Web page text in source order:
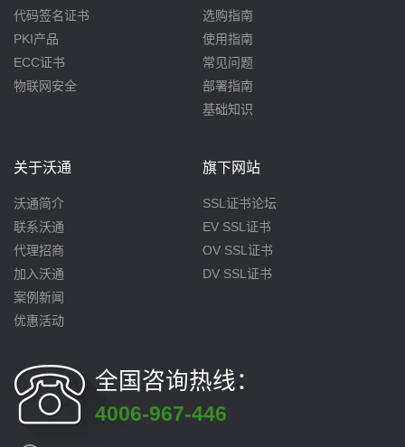
代码签名证书
PKI产品
ECC证书
物联网安全
选购指南
使用指南
常见问题
部署指南
基础知识
关于沃通
沃通简介
联系沃通
代理招商
加入沃通
案例新闻
优惠活动
旗下网站
SSL证书论坛
EV SSL证书
OV SSL证书
DV SSL证书
全国咨询热线：
4006-967-446